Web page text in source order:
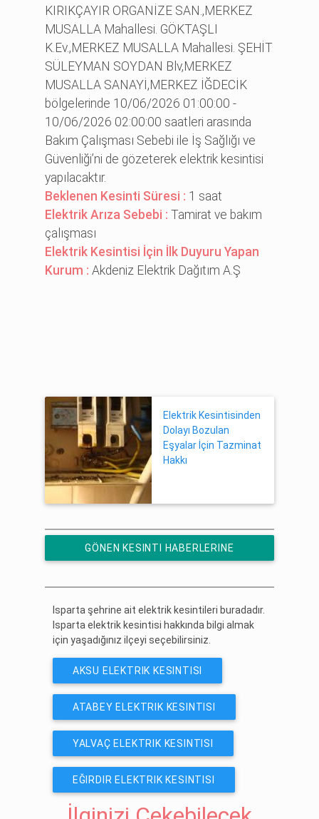
KIRIKÇAYIR ORGANİZE SAN.,MERKEZ
MUSALLA Mahallesi. GÖKTAŞLI
K.Ev.,MERKEZ MUSALLA Mahallesi. ŞEHİT
SÜLEYMAN SOYDAN Blv,MERKEZ
MUSALLA SANAYİ,MERKEZ İĞDECİK
bölgelerinde 10/06/2026 01:00:00 -
10/06/2026 02:00:00 saatleri arasında
Bakım Çalışması Sebebi ile İş Sağlığı ve
Güvenliği’ni de gözeterek elektrik kesintisi
yapılacaktır.
Beklenen Kesinti Süresi : 1 saat
Elektrik Arıza Sebebi :Tamirat ve bakım
çalışması
Elektrik Kesintisi İçin İlk Duyuru Yapan
Kurum :Akdeniz Elektrik Dağıtım A.Ş
Elektrik Kesintisinden
Dolayı Bozulan
Eşyalar İçin Tazminat
Hakkı
GÖNEN KESINTI HABERLERINE
Isparta şehrine ait elektrik kesintileri buradadır.
Isparta elektrik kesintisi hakkında bilgi almak
için yaşadığınız ilçeyi seçebilirsiniz.
AKSU ELEKTRIK KESINTISI
ATABEY ELEKTRIK KESINTISI
YALVAÇ ELEKTRIK KESINTISI
EĞIRDIR ELEKTRIK KESINTISI